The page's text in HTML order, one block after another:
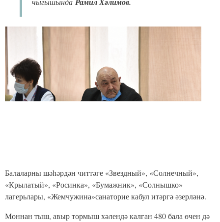
Балаларны шәһәрдән читтәге «Звездный», «Солнечный»,
«Крылатый», «Росинка», «Бумажник», «Солнышко»
лагерьлары, «Жемчужина»санаторие кабул итәргә әзерләнә.
Моннан тыш, авыр тормыш хәлендә калган 480 бала өчен дә